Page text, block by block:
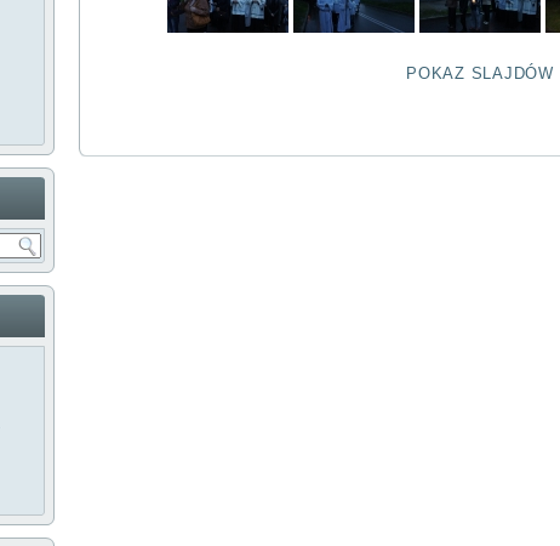
POKAZ SLAJDÓW